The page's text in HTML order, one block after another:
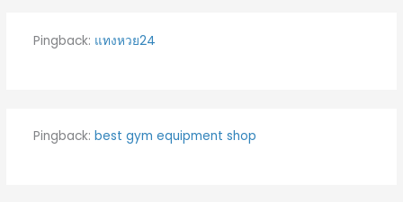
Pingback: แทงหวย24
Pingback: best gym equipment shop